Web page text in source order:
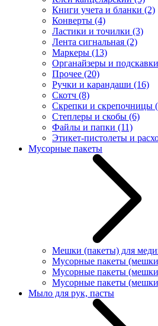
Книги учета и бланки (2)
Конверты (4)
Ластики и точилки (3)
Лента сигнальная (2)
Маркеры (13)
Органайзеры и подскавки
Прочее (20)
Ручки и карандаши (16)
Скотч (8)
Скрепки и скрепочницы
Степлеры и скобы (6)
Файлы и папки (11)
Этикет-пистолеты и
Мусорные пакеты
Мешки (пакеты) для
Мусорные пакеты
Мусорные пакеты
Мусорные пакеты
Мыло для рук, пасты